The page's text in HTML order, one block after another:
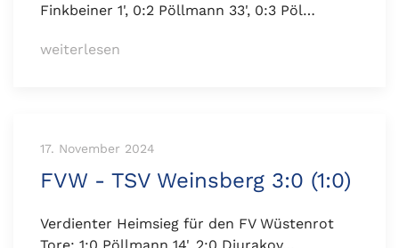
Finkbeiner 1', 0:2 Pöllmann 33', 0:3 Pöl…
weiterlesen
17. November 2024
FVW - TSV Weinsberg 3:0 (1:0)
Verdienter Heimsieg für den FV Wüstenrot